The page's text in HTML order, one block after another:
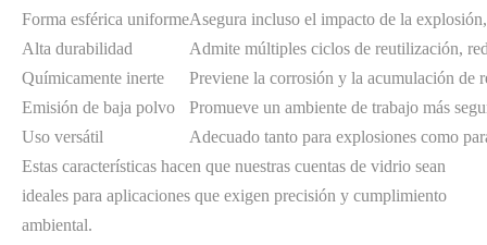
Forma esférica uniformeAsegura incluso el impacto de la
Alta durabilidad
Admite múltiples ciclos de reutilización,
Químicamente inerte
Previene la corrosión y la acumulación de
Emisión de baja polvo
Promueve un ambiente de trabajo más
Uso versátil
Adecuado tanto para explosiones como
Estas características hacen que nuestras cuentas de vidrio sean
ideales para aplicaciones que exigen precisión y cumplimiento
ambiental.